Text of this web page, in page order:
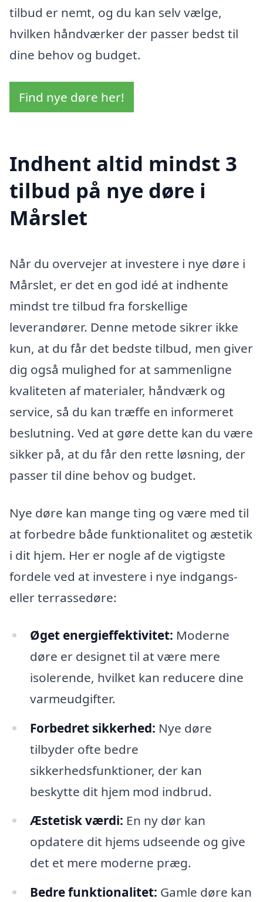
tilbud er nemt, og du kan selv vælge,
hvilken håndværker der passer bedst til
dine behov og budget.
Find nye døre her!
Indhent altid mindst 3
tilbud på nye døre i
Mårslet
Når du overvejer at investere i nye døre i
Mårslet, er det en god idé at indhente
mindst tre tilbud fra forskellige
leverandører. Denne metode sikrer ikke
kun, at du får det bedste tilbud, men giver
dig også mulighed for at sammenligne
kvaliteten af materialer, håndværk og
service, så du kan træffe en informeret
beslutning. Ved at gøre dette kan du være
sikker på, at du får den rette løsning, der
passer til dine behov og budget.
Nye døre kan mange ting og være med til
at forbedre både funktionalitet og æstetik
i dit hjem. Her er nogle af de vigtigste
fordele ved at investere i nye indgangs-
eller terrassedøre:
Øget energieffektivitet: Moderne
døre er designet til at være mere
isolerende, hvilket kan reducere dine
varmeudgifter.
Forbedret sikkerhed: Nye døre
tilbyder ofte bedre
sikkerhedsfunktioner, der kan
beskytte dit hjem mod indbrud.
Æstetisk værdi: En ny dør kan
opdatere dit hjems udseende og give
det et mere moderne præg.
Bedre funktionalitet: Gamle døre kan